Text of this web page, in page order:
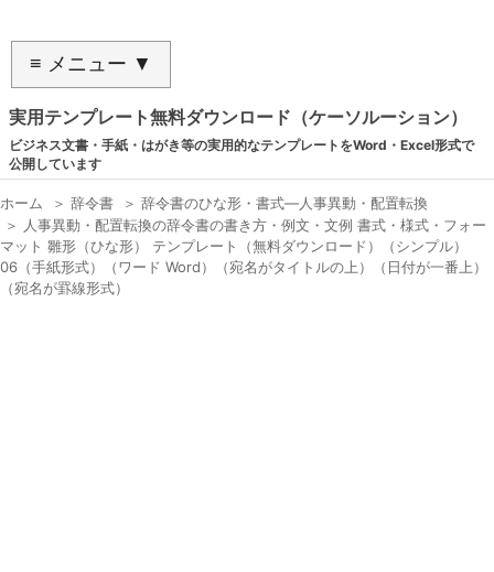
≡ メニュー ▼
実用テンプレート無料ダウンロード（ケーソルーション）
ビジネス文書・手紙・はがき等の実用的なテンプレートをWord・Excel形式で
公開しています
ホーム ＞ 辞令書 ＞ 辞令書のひな形・書式―人事異動・配置転換
＞
人事異動・配置転換の辞令書の書き方・例文・文例 書式・様式・フォー
マット 雛形（ひな形） テンプレート（無料ダウンロード）（シンプル）
06（手紙形式）（ワード Word）（宛名がタイトルの上）（日付が一番上）
（宛名が罫線形式）